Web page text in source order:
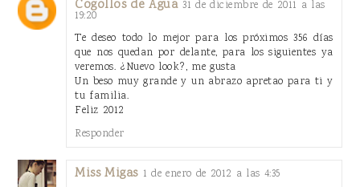
Cogollos de Agua 31 de diciembre de 2011 a las
19:20
Te deseo todo lo mejor para los próximos 356 días
que nos quedan por delante, para los siguientes ya
veremos. ¿Nuevo look?, me gusta
Un beso muy grande y un abrazo apretao para ti y
tu familia.
Feliz 2012
Responder
Miss Migas 1 de enero de 2012 a las 4:35